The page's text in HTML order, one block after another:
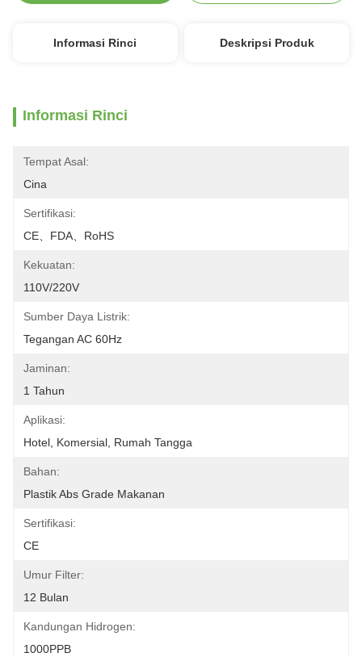
Informasi Rinci Deskripsi Produk
Informasi Rinci
Tempat Asal:
Cina
Sertifikasi:
CE、FDA、RoHS
Kekuatan:
110V/220V
Sumber Daya Listrik:
Tegangan AC 60Hz
Jaminan:
1 Tahun
Aplikasi:
Hotel, Komersial, Rumah Tangga
Bahan:
Plastik Abs Grade Makanan
Sertifikasi:
CE
Umur Filter:
12 Bulan
Kandungan Hidrogen:
1000PPB